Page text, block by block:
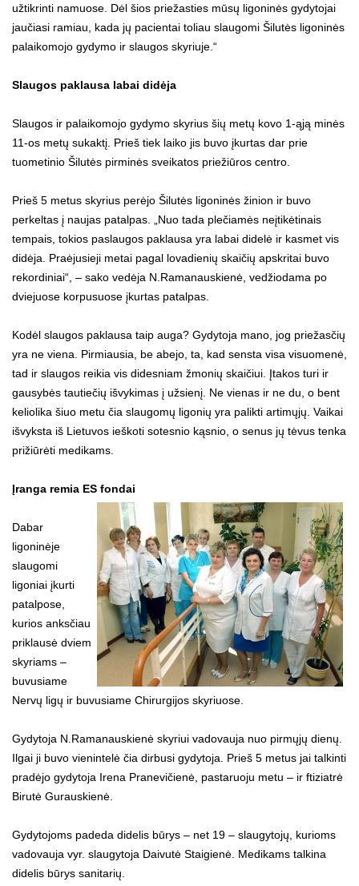
užtikrinti namuose. Dėl šios priežasties mūsų ligoninės gydytojai
jaučiasi ramiau, kada jų pacientai toliau slaugomi Šilutės ligoninės
palaikomojo gydymo ir slaugos skyriuje.“
Slaugos paklausa labai didėja
Slaugos ir palaikomojo gydymo skyrius šių metų kovo 1-ąją minės
11-os metų sukaktį. Prieš tiek laiko jis buvo įkurtas dar prie
tuometinio Šilutės pirminės sveikatos priežiūros centro.
Prieš 5 metus skyrius perėjo Šilutės ligoninės žinion ir buvo
perkeltas į naujas patalpas. „Nuo tada plečiamės neįtikėtinais
tempais, tokios paslaugos paklausa yra labai didelė ir kasmet vis
didėja. Praėjusieji metai pagal lovadienių skaičių apskritai buvo
rekordiniai“, – sako vedėja N.Ramanauskienė, vedžiodama po
dviejuose korpusuose įkurtas patalpas.
Kodėl slaugos paklausa taip auga? Gydytoja mano, jog priežasčių
yra ne viena. Pirmiausia, be abejo, ta, kad sensta visa visuomenė,
tad ir slaugos reikia vis didesniam žmonių skaičiui. Įtakos turi ir
gausybės tautiečių išvykimas į užsienį. Ne vienas ir ne du, o bent
keliolika šiuo metu čia slaugomų ligonių yra palikti artimųjų. Vaikai
išvyksta iš Lietuvos ieškoti sotesnio kąsnio, o senus jų tėvus tenka
prižiūrėti medikams.
Įranga remia ES fondai
Dabar
ligoninėje
slaugomi
ligoniai įkurti
patalpose,
kurios anksčiau
priklausė dviem
skyriams –
buvusiame
Nervų ligų ir buvusiame Chirurgijos skyriuose.
Gydytoja N.Ramanauskienė skyriui vadovauja nuo pirmųjų dienų.
Ilgai ji buvo vienintelė čia dirbusi gydytoja. Prieš 5 metus jai talkinti
pradėjo gydytoja Irena Pranevičienė, pastaruoju metu – ir ftiziatrė
Birutė Gurauskienė.
Gydytojoms padeda didelis būrys – net 19 – slaugytojų, kurioms
vadovauja vyr. slaugytoja Daivutė Staigienė. Medikams talkina
didelis būrys sanitarių.